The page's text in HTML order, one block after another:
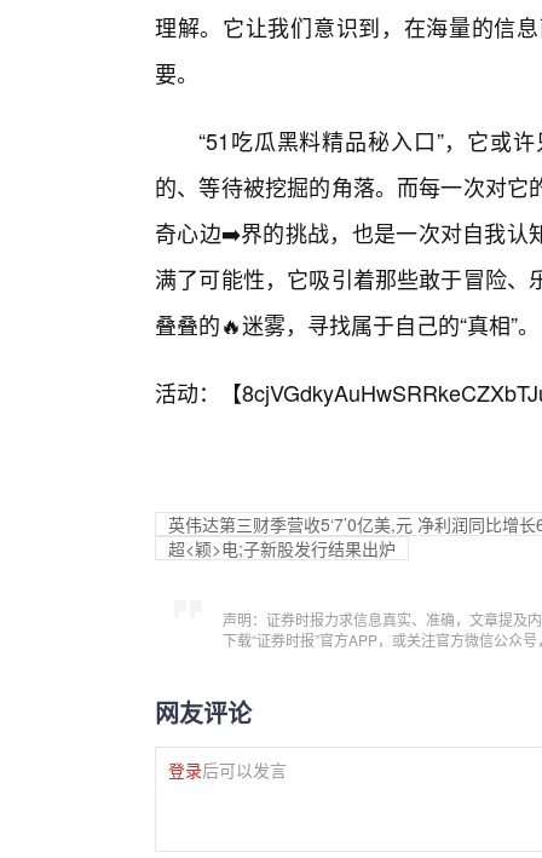
理解。它让我们意识到，在海量的信
要。
“51吃瓜黑料精品秘入口”，它或
的、等待被挖掘的角落。而每一次对
奇心边➡️界的挑战，也是一次对自我
满了可能性，它吸引着那些敢于冒险
叠叠的🔥迷雾，寻找属于自己的“真相”。
活动：【
英伟达第三财季营收5‘7’0亿美,元 净利润同比增长
超<颖>电;子新股发行结果出炉
声明：证券时报力求信息真实、准确，文章提及
下载“证券时报”官方APP，或关注官方微信公众
网友评论
登录后可以发言